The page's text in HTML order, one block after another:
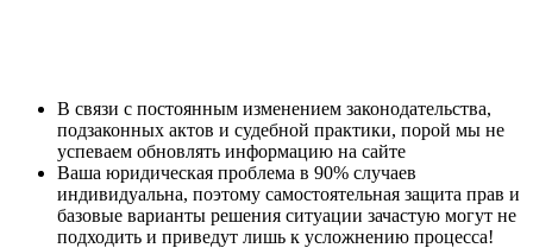
В связи с постоянным изменением законодательства,
подзаконных актов и судебной практики, порой мы не
успеваем обновлять информацию на сайте
Ваша юридическая проблема в 90% случаев
индивидуальна, поэтому самостоятельная защита прав и
базовые варианты решения ситуации зачастую могут не
подходить и приведут лишь к усложнению процесса!